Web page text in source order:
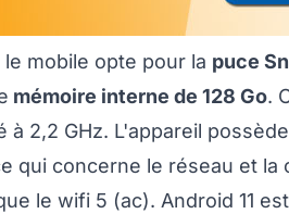
mobile opte pour la puce
mémoire interne de 128 Go.
2,2 GHz. L'appareil
qui concerne le réseau et
le wifi 5 (ac). Android 11